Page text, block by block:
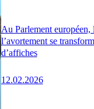
Au Parlement européen,
l’avortement se
d’affiches
12.02.2026